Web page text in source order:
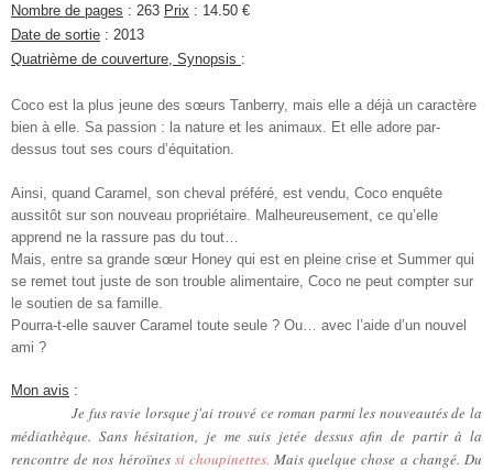
Nombre de pages : 263 Prix : 14.50 €
Date de sortie : 2013
Quatrième de couverture, Synopsis :
Coco est la plus jeune des sœurs Tanberry, mais elle a déjà un caractère
bien à elle. Sa passion : la nature et les animaux. Et elle adore par-
dessus tout ses cours d’équitation.
Ainsi, quand Caramel, son cheval préféré, est vendu, Coco enquête
aussitôt sur son nouveau propriétaire. Malheureusement, ce qu’elle
apprend ne la rassure pas du tout…
Mais, entre sa grande sœur Honey qui est en pleine crise et Summer qui
se remet tout juste de son trouble alimentaire, Coco ne peut compter sur
le soutien de sa famille.
Pourra-t-elle sauver Caramel toute seule ? Ou… avec l’aide d’un nouvel
ami ?
Mon avis :
Je fus ravie lorsque j'ai trouvé ce roman parmi les nouveautés de la
médiathèque. Sans hésitation, je me suis jetée dessus afin de partir à la
rencontre de nos héroïnes si choupinettes. Mais quelque chose a changé. Du